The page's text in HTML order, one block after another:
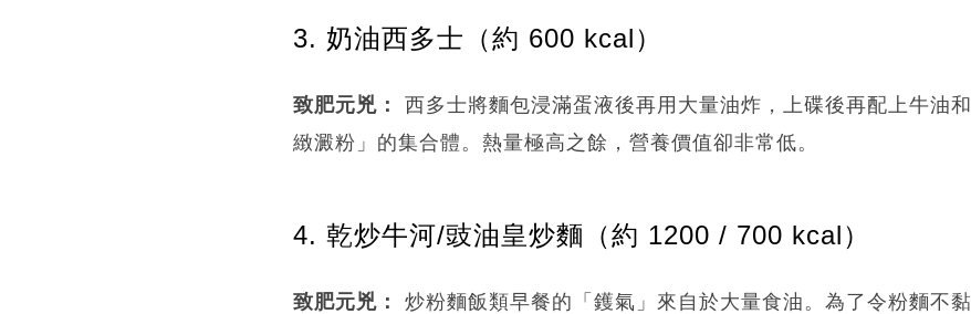
3. 奶油西多士（約 600 kcal）
致肥元兇：
西多士將麵包浸滿蛋液後再用大量油炸，上碟後再配上牛油
緻澱粉」的集合體。熱量極高之餘，營養價值卻非常低。
4. 乾炒牛河/豉油皇炒麵（約 1200 / 700 kcal）
致肥元兇：
炒粉麵飯類早餐的「鑊氣」來自於大量食油。為了令粉麵不